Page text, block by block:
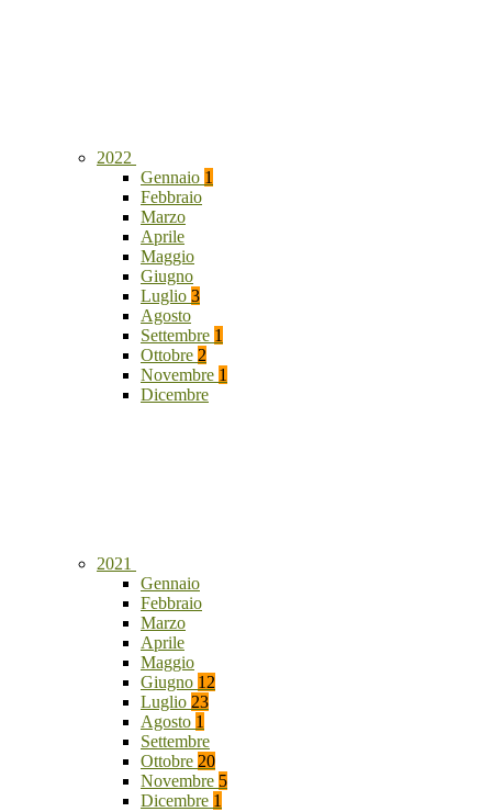
2022
Gennaio 1
Febbraio
Marzo
Aprile
Maggio
Giugno
Luglio 3
Agosto
Settembre 1
Ottobre 2
Novembre 1
Dicembre
2021
Gennaio
Febbraio
Marzo
Aprile
Maggio
Giugno 12
Luglio 23
Agosto 1
Settembre
Ottobre 20
Novembre 5
Dicembre 1